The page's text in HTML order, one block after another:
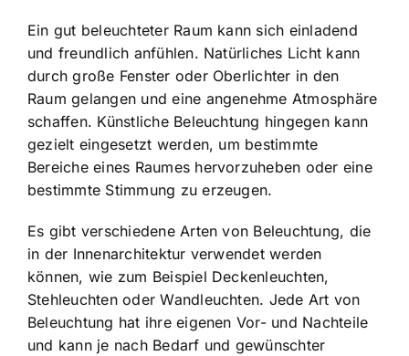
Ein gut beleuchteter Raum kann sich einladend
und freundlich anfühlen. Natürliches Licht kann
durch große Fenster oder Oberlichter in den
Raum gelangen und eine angenehme Atmosphäre
schaffen. Künstliche Beleuchtung hingegen kann
gezielt eingesetzt werden, um bestimmte
Bereiche eines Raumes hervorzuheben oder eine
bestimmte Stimmung zu erzeugen.
Es gibt verschiedene Arten von Beleuchtung, die
in der Innenarchitektur verwendet werden
können, wie zum Beispiel Deckenleuchten,
Stehleuchten oder Wandleuchten. Jede Art von
Beleuchtung hat ihre eigenen Vor- und Nachteile
und kann je nach Bedarf und gewünschter